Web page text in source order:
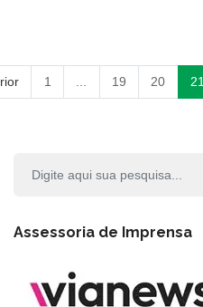
1 19 20 21
Assessoria de Imprensa